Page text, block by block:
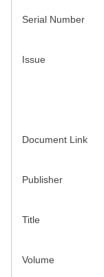
Serial Number
Issue
Document Link
Publisher
Title
Volume